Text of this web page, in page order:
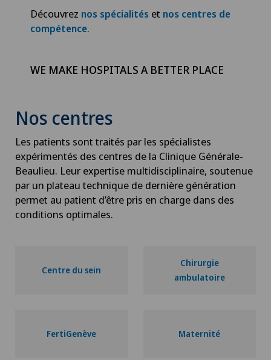
Découvrez nos spécialités et nos centres de
compétence.
WE MAKE HOSPITALS A BETTER PLACE
Nos centres
Les patients sont traités par les spécialistes
expérimentés des centres de la Clinique Générale-
Beaulieu. Leur expertise multidisciplinaire, soutenue
par un plateau technique de dernière génération
permet au patient d’être pris en charge dans des
conditions optimales.
Centre du sein
Chirurgie
ambulatoire
FertiGenève Maternité